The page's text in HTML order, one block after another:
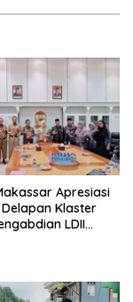
Apresiasi
Klaster
LDII